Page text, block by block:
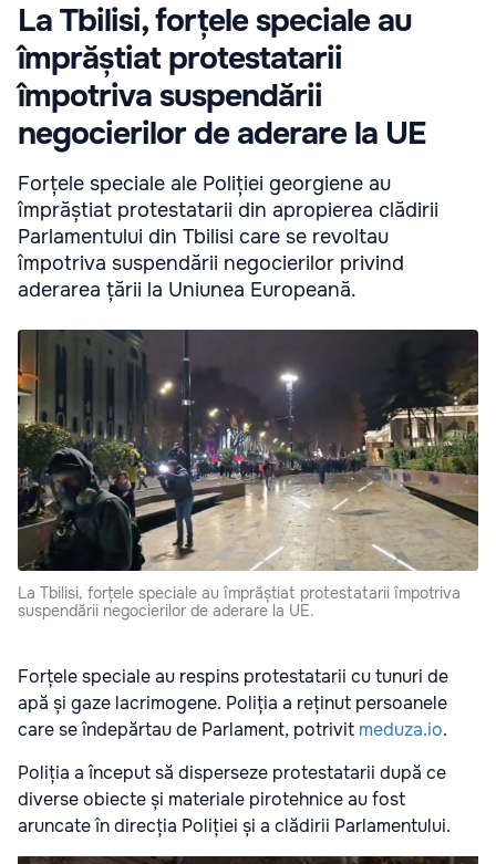
La Tbilisi, forțele speciale au
împrăștiat protestatarii
împotriva suspendării
negocierilor de aderare la UE
Forțele speciale ale Poliției georgiene au
împrăștiat protestatarii din apropierea clădirii
Parlamentului din Tbilisi care se revoltau
împotriva suspendării negocierilor privind
aderarea țării la Uniunea Europeană.
La Tbilisi, forțele speciale au împrăștiat protestatarii împotriva
suspendării negocierilor de aderare la UE.
Forțele speciale au respins protestatarii cu tunuri de
apă și gaze lacrimogene. Poliția a reținut persoanele
care se îndepărtau de Parlament, potrivit meduza.io.
Poliția a început să disperseze protestatarii după ce
diverse obiecte și materiale pirotehnice au fost
aruncate în direcția Poliției și a clădirii Parlamentului.